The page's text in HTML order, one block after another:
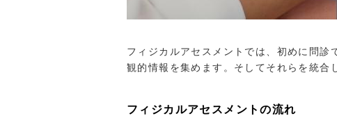
フィジカルアセスメントでは、初めに問診
観的情報を集めます。そしてそれらを統合
フィジカルアセスメントの流れ